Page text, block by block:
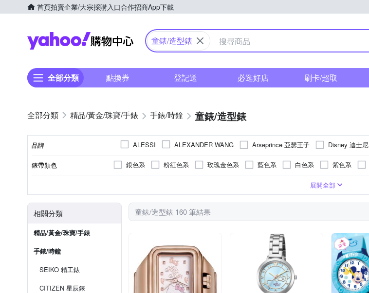
首頁拍賣企業/大宗採購入口合作招商App下載
Yahoo購物中心
童錶/造型錶
全部分類 點換券 登記送 必逛好店 刷卡/超取
精品/黃金/珠寶/手錶 手錶/時鐘 童錶/造型錶
品牌 ALESSI ALEXANDER WANG Arseprince 亞瑟王子 Disney 迪士尼
SKMEI 時刻美
其他品牌
錶帶顏色 銀色系 粉紅色系 玫瑰金色系 藍色系 白色系 紫色系
多色系
橡膠/塑膠/矽膠/樹脂錶帶 皮革錶帶
藍寶石水晶鏡面
無 蝴蝶釦
展開全部
相關分類
精品/黃金/珠寶/手錶
手錶/時鐘
SEIKO 精工錶
CITIZEN 星辰錶
童錶/造型錶 160 筆結果